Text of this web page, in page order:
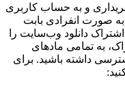
و به حساب کاربری
صورت انفرادی بابت
دانلود وب‌سایت را
به تمامی مادهای
داشته باشید. برای